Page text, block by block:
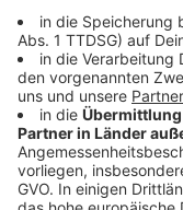
Anzeige
Die Loddenheide
Anfang. Bereits in
Mecklenbeck und
dem